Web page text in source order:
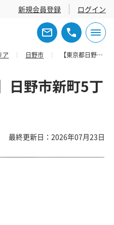
新規会員登録 ログイン
ア 日野市 【東京都日野市】日野市新町5丁目2595倉庫
日野市新町5丁
最終更新日：2026年07月23日